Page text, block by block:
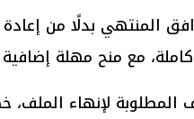
المنتهي بدلًا من
مع منح مهلة إضافية تصل
المطلوبة لإنهاء